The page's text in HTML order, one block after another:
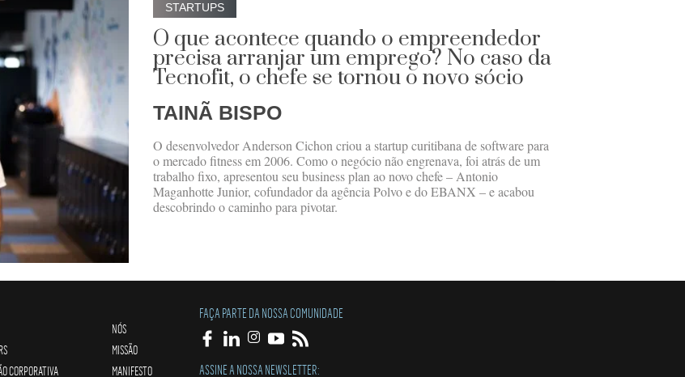
STARTUPS
O que acontece quando o empreendedor
precisa arranjar um emprego? No caso da
Tecnofit, o chefe se tornou o novo sócio
TAINÃ BISPO
O desenvolvedor Anderson Cichon criou a startup curitibana de software para
o mercado fitness em 2006. Como o negócio não engrenava, foi atrás de um
trabalho fixo, apresentou seu business plan ao novo chefe – Antonio
Maganhotte Junior, cofundador da agência Polvo e do EBANX – e acabou
descobrindo o caminho para pivotar.
CORPORATIVA
NÓS
MISSÃO
MANIFESTO
FAÇA PARTE DA NOSSA COMUNIDADE
ASSINE A NOSSA NEWSLETTER: